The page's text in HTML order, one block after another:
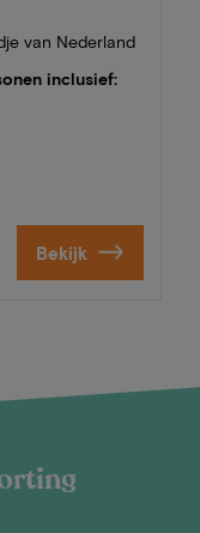
van Nederland
inclusief:
Bekijk